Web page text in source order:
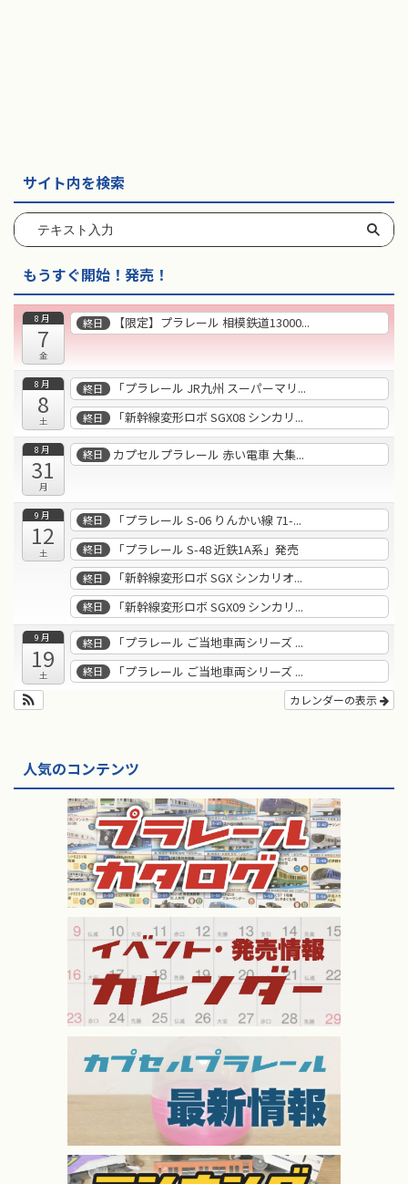
サイト内を検索
もうすぐ開始！発売！
8月
7
金
終日 【限定】プラレール 相模鉄道13000...
8月
8
土
終日 「プラレール JR九州 スーパーマリ...
終日 「新幹線変形ロボ SGX08 シンカリ...
8月
31
月
終日 カプセルプラレール 赤い電車 大集...
9月
12
土
終日 「プラレール S-06 りんかい線 71-...
終日 「プラレール S-48 近鉄1A系」発売
終日 「新幹線変形ロボ SGX シンカリオ...
終日 「新幹線変形ロボ SGX09 シンカリ...
9月
19
土
終日 「プラレール ご当地車両シリーズ ...
終日 「プラレール ご当地車両シリーズ ...
カレンダーの表示
人気のコンテンツ